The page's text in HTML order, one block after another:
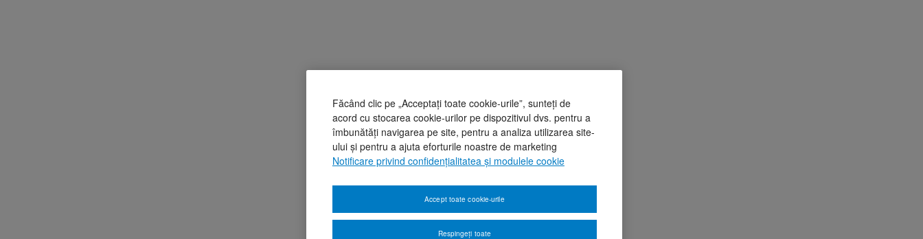
Făcând clic pe „Acceptați toate cookie-urile”, sunteți de
acord cu stocarea cookie-urilor pe dispozitivul dvs. pentru a
îmbunătăți navigarea pe site, pentru a analiza utilizarea site-
ului și pentru a ajuta eforturile noastre de marketing
Notificare privind confidențialitatea și modulele cookie
Respingeți toate
Accept toate cookie-urile